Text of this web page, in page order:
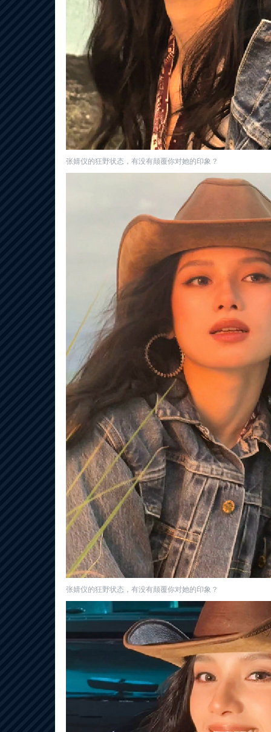
张婧仪的狂野状态，有没有颠覆你对她的印象？
张婧仪的狂野状态，有没有颠覆你对她的印象？